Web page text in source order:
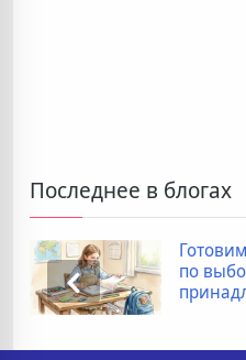
Последнее в блогах
по